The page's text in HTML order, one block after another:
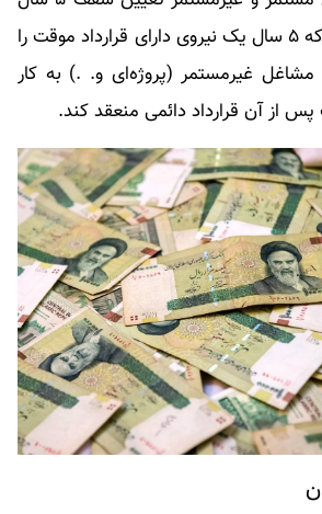
بود. یعنی کارفرمایی که ۵ سال یک نیروی دارای قرارداد موقت را
غیرمستمر (پروژه‌ای و. .) به کار
از آن قرارداد دائمی منعقد کند.